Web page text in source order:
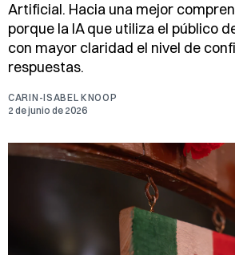
Artificial. Hacia una mejor
porque la IA que utiliza el público
con mayor claridad el nivel de
respuestas.
CARIN-ISABEL KNOOP
2 de junio de 2026